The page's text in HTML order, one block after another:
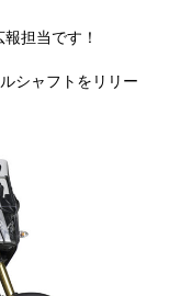
担当です！
シャフトをリリー